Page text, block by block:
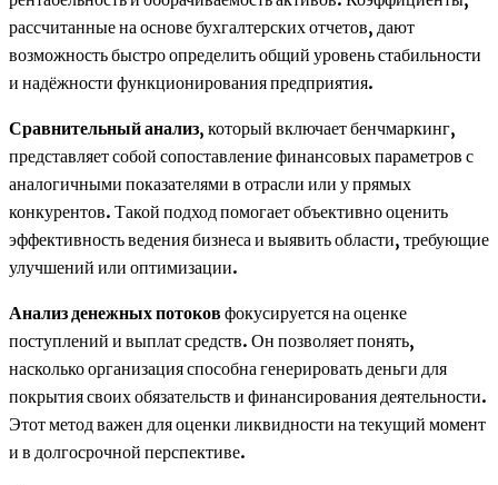
рассчитанные на основе бухгалтерских отчетов, дают
возможность быстро определить общий уровень стабильности
и надёжности функционирования предприятия.
Сравнительный анализ, который включает бенчмаркинг,
представляет собой сопоставление финансовых параметров с
аналогичными показателями в отрасли или у прямых
конкурентов. Такой подход помогает объективно оценить
эффективность ведения бизнеса и выявить области, требующие
улучшений или оптимизации.
Анализ денежных потоковфокусируется на оценке
поступлений и выплат средств. Он позволяет понять,
насколько организация способна генерировать деньги для
покрытия своих обязательств и финансирования деятельности.
Этот метод важен для оценки ликвидности на текущий момент
и в долгосрочной перспективе.